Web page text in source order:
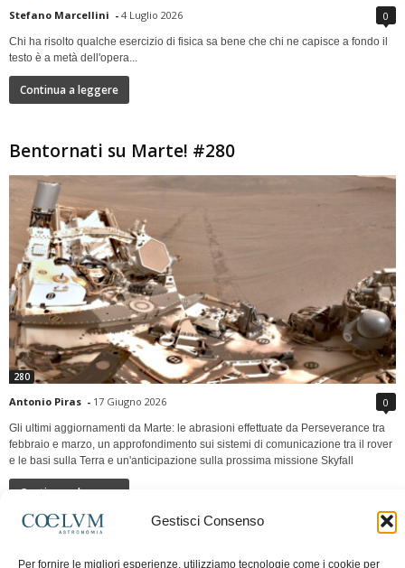
Gestisci Consenso
Per fornire le migliori esperienze, utilizziamo tecnologie come i cookie per
Stefano Marcellini - 4 Luglio 2026 0
Chi ha risolto qualche esercizio di fisica sa bene che chi ne capisce a fondo il
testo è a metà dell'opera...
Continua a leggere
Bentornati su Marte! #280
280
Antonio Piras - 17 Giugno 2026 0
Gli ultimi aggiornamenti da Marte: le abrasioni effettuate da Perseverance tra
febbraio e marzo, un approfondimento sui sistemi di comunicazione tra il rover
e le basi sulla Terra e un'anticipazione sulla prossima missione Skyfall
Continua a leggere